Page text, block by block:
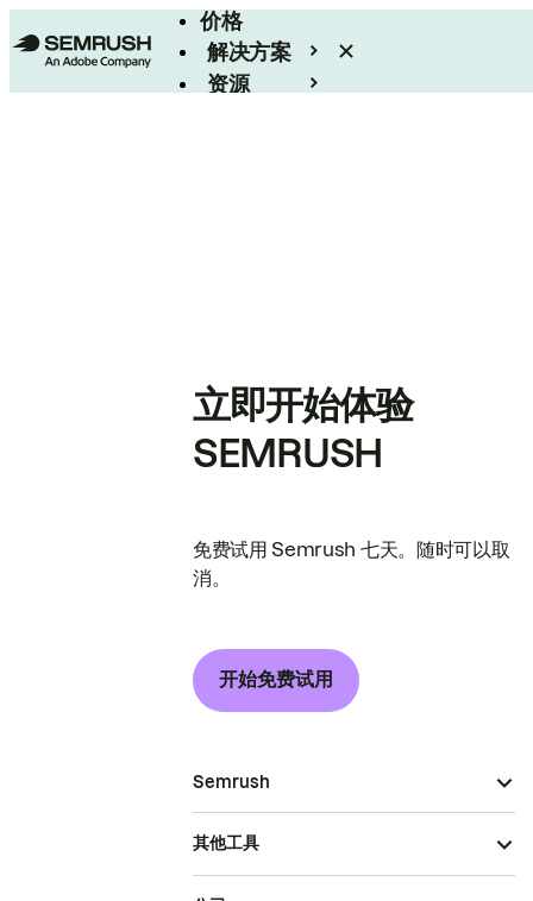
价格
解决方案
资源
立即开始体验
SEMRUSH
免费试用 Semrush 七天。随时可以取
消。
开始免费试用
Semrush
其他工具